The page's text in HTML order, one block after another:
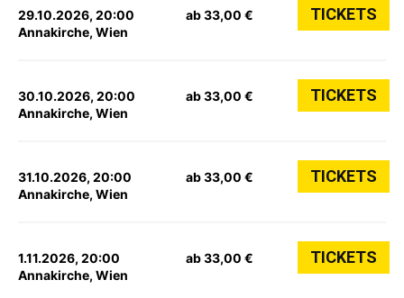
29.10.2026, 20:00
Annakirche, Wien
ab 33,00 € TICKETS
30.10.2026, 20:00
Annakirche, Wien
ab 33,00 € TICKETS
31.10.2026, 20:00
Annakirche, Wien
ab 33,00 € TICKETS
1.11.2026, 20:00
Annakirche, Wien
ab 33,00 € TICKETS